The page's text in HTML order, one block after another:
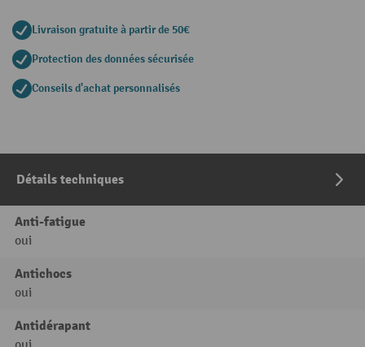
Livraison gratuite à partir de 50€
Protection des données sécurisée
Conseils d'achat personnalisés
Détails techniques
Anti-fatigue
oui
Antichocs
oui
Antidérapant